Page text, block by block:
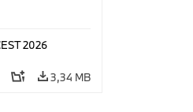
2026
3,34 MB